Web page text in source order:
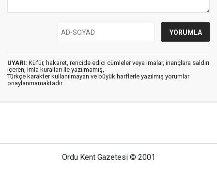
UYARI: Küfür, hakaret, rencide edici cümleler veya imalar, inançlara saldırı
içeren, imla kuralları ile yazılmamış,
Türkçe karakter kullanılmayan ve büyük harflerle yazılmış yorumlar
onaylanmamaktadır.
Ordu Kent Gazetesi © 2001